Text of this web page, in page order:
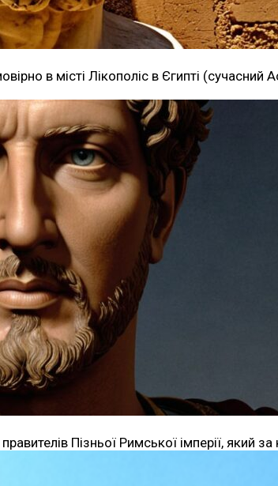
в місті Лікополіс в Єгипті
Пізньої Римської імперії, який